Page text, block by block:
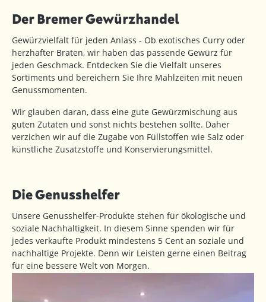
Der Bremer Gewürzhandel
Gewürzvielfalt für jeden Anlass - Ob exotisches Curry oder
herzhafter Braten, wir haben das passende Gewürz für
jeden Geschmack. Entdecken Sie die Vielfalt unseres
Sortiments und bereichern Sie Ihre Mahlzeiten mit neuen
Genussmomenten.
Wir glauben daran, dass eine gute Gewürzmischung aus
guten Zutaten und sonst nichts bestehen sollte. Daher
verzichen wir auf die Zugabe von Füllstoffen wie Salz oder
künstliche Zusatzstoffe und Konservierungsmittel.
Die Genusshelfer
Unsere Genusshelfer-Produkte stehen für ökologische und
soziale Nachhaltigkeit. In diesem Sinne spenden wir für
jedes verkaufte Produkt mindestens 5 Cent an soziale und
nachhaltige Projekte. Denn wir Leisten gerne einen Beitrag
für eine bessere Welt von Morgen.